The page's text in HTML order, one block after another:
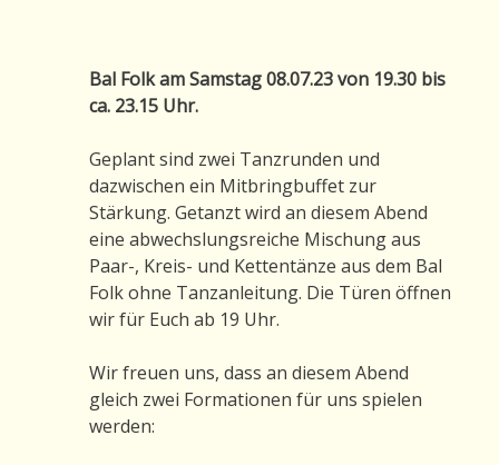
Bal Folk am Samstag 08.07.23 von 19.30 bis
ca. 23.15 Uhr.
Geplant sind zwei Tanzrunden und
dazwischen ein Mitbringbuffet zur
Stärkung. Getanzt wird an diesem Abend
eine abwechslungsreiche Mischung aus
Paar-, Kreis- und Kettentänze aus dem Bal
Folk ohne Tanzanleitung. Die Türen öffnen
wir für Euch ab 19 Uhr.
Wir freuen uns, dass an diesem Abend
gleich zwei Formationen für uns spielen
werden: